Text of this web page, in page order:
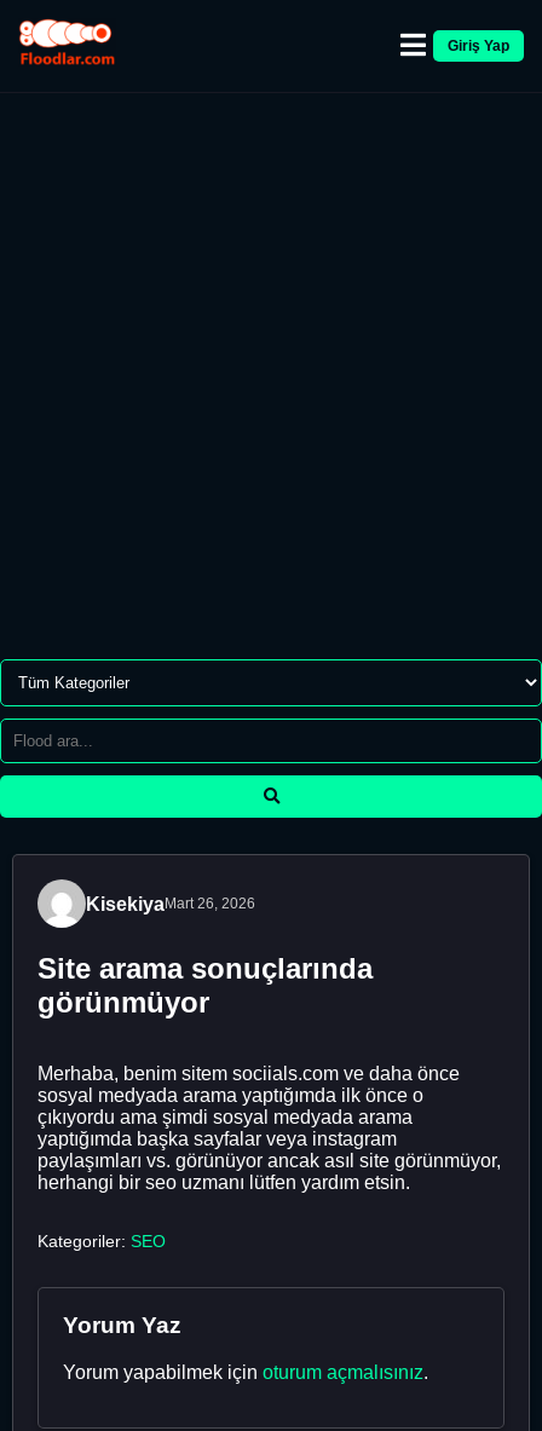
Giriş Yap
KisekiyaMart 26, 2026
Site arama sonuçlarında
görünmüyor
Merhaba, benim sitem sociials.com ve daha önce
sosyal medyada arama yaptığımda ilk önce o
çıkıyordu ama şimdi sosyal medyada arama
yaptığımda başka sayfalar veya instagram
paylaşımları vs. görünüyor ancak asıl site görünmüyor,
herhangi bir seo uzmanı lütfen yardım etsin.
Kategoriler: SEO
Yorum Yaz
Yorum yapabilmek için oturum açmalısınız.